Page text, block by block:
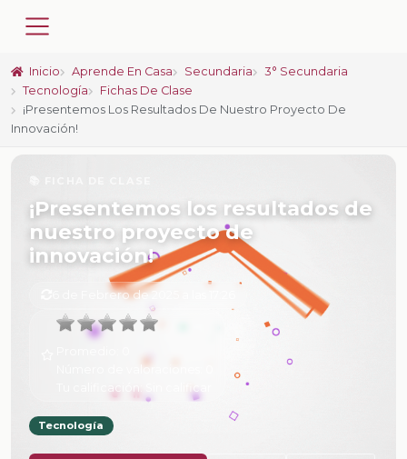
Inicio Aprende En Casa Secundaria
3° Secundaria
Tecnología
Fichas De Clase
¡Presentemos Los Resultados De Nuestro Proyecto De
Innovación!
¡Presentemos los resultados de
nuestro proyecto de
innovación!
6 de Febrero de 2025 a las 17:26
Número de valoraciones:
Tu calificación:
Sin calificar
Tecnología